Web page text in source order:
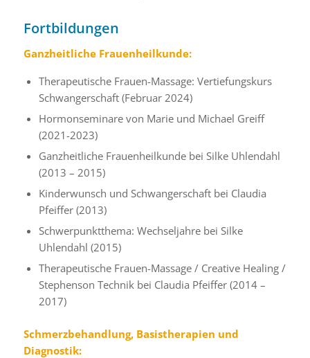
Fortbildungen
Ganzheitliche Frauenheilkunde:
Therapeutische Frauen-Massage: Vertiefungskurs
Schwangerschaft (Februar 2024)
Hormonseminare von Marie und Michael Greiff
(2021-2023)
Ganzheitliche Frauenheilkunde bei Silke Uhlendahl
(2013 – 2015)
Kinderwunsch und Schwangerschaft bei Claudia
Pfeiffer (2013)
Schwerpunktthema: Wechseljahre bei Silke
Uhlendahl (2015)
Therapeutische Frauen-Massage / Creative Healing /
Stephenson Technik bei Claudia Pfeiffer (2014 –
2017)
Schmerzbehandlung, Basistherapien und
Diagnostik: